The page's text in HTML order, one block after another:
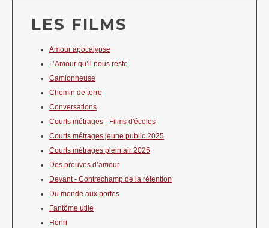
LES FILMS
Amour apocalypse
L’Amour qu’il nous reste
Camionneuse
Chemin de terre
Conversations
Courts métrages - Films d'écoles
Courts métrages jeune public 2025
Courts métrages plein air 2025
Des preuves d’amour
Devant - Contrechamp de la rétention
Du monde aux portes
Fantôme utile
Henri